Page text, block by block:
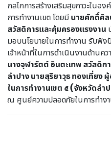
กลไกการสร้างเสริมสุขภาวะใน
การทำงานเขต โดยมี นายศักดิ์ศิล
สวัสดิการและคุ้มครองแรงงาน
มอบนโยบายในการทำงาน รับฟั
เจ้าหน้าที่ในการดำเนินงานด้านค
นางจุฬารัตต์ อินตะเทพ สวัสดิก
ลำปาง นายสุริยาวุธ ทองเที่ยง
ในการทำงานเขต ๕ (จังหวัดลำ
ณ ศูนย์ความปลอดภัยในการทำง